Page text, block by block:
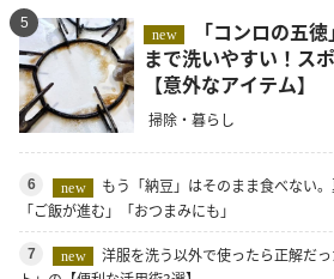
5
new
まで洗いやすい！ス
【意外なアイテム】
掃除・暮らし
6 new
もう「納豆」はそのまま食べない
「ご飯が進む」「おつまみにも」
7 new
洋服を洗う以外で使ったら正解だ